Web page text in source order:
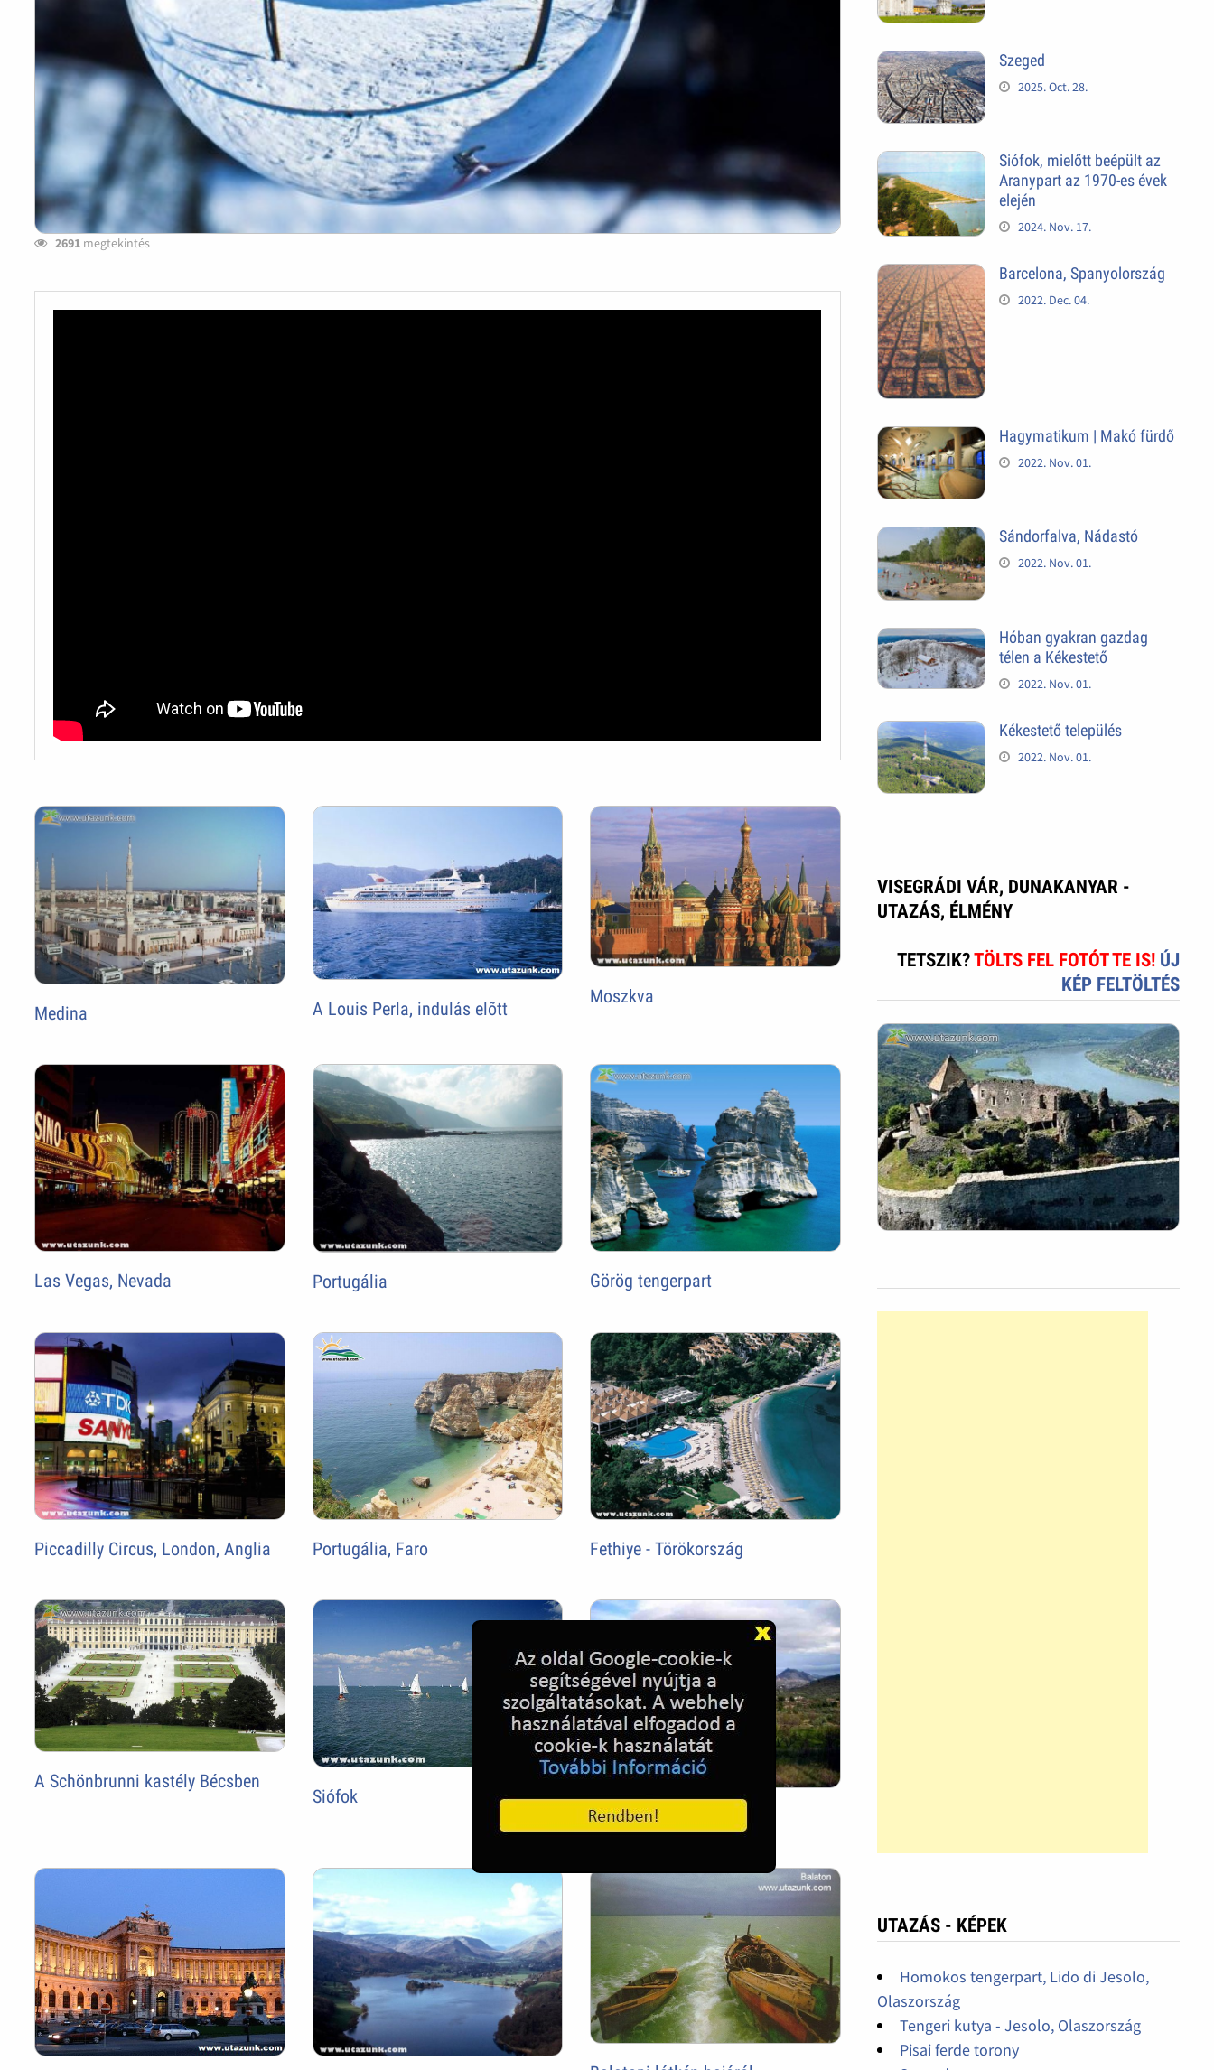
2691 megtekintés
Medina A Louis Perla, indulás elõtt
Moszkva
Las Vegas, Nevada Portugália Görög tengerpart
Piccadilly Circus, London, Anglia Portugália, Faro Fethiye - Törökország
A Schönbrunni kastély Bécsben
Siófok
Spanyol táj
Szeged
2025. Oct. 28.
Siófok, mielőtt beépült az
Aranypart az 1970-es évek
elején
2024. Nov. 17.
Barcelona, Spanyolország
2022. Dec. 04.
Hagymatikum | Makó fürdő
2022. Nov. 01.
Sándorfalva, Nádastó
2022. Nov. 01.
Hóban gyakran gazdag
télen a Kékestető
2022. Nov. 01.
Kékestető település
2022. Nov. 01.
VISEGRÁDI VÁR, DUNAKANYAR -
UTAZÁS, ÉLMÉNY
TETSZIK?TÖLTS FEL FOTÓT TE IS! ÚJ
KÉP FELTÖLTÉS
UTAZÁS - KÉPEK
Homokos tengerpart, Lido di Jesolo,
Olaszország
Tengeri kutya - Jesolo, Olaszország
Pisai ferde torony